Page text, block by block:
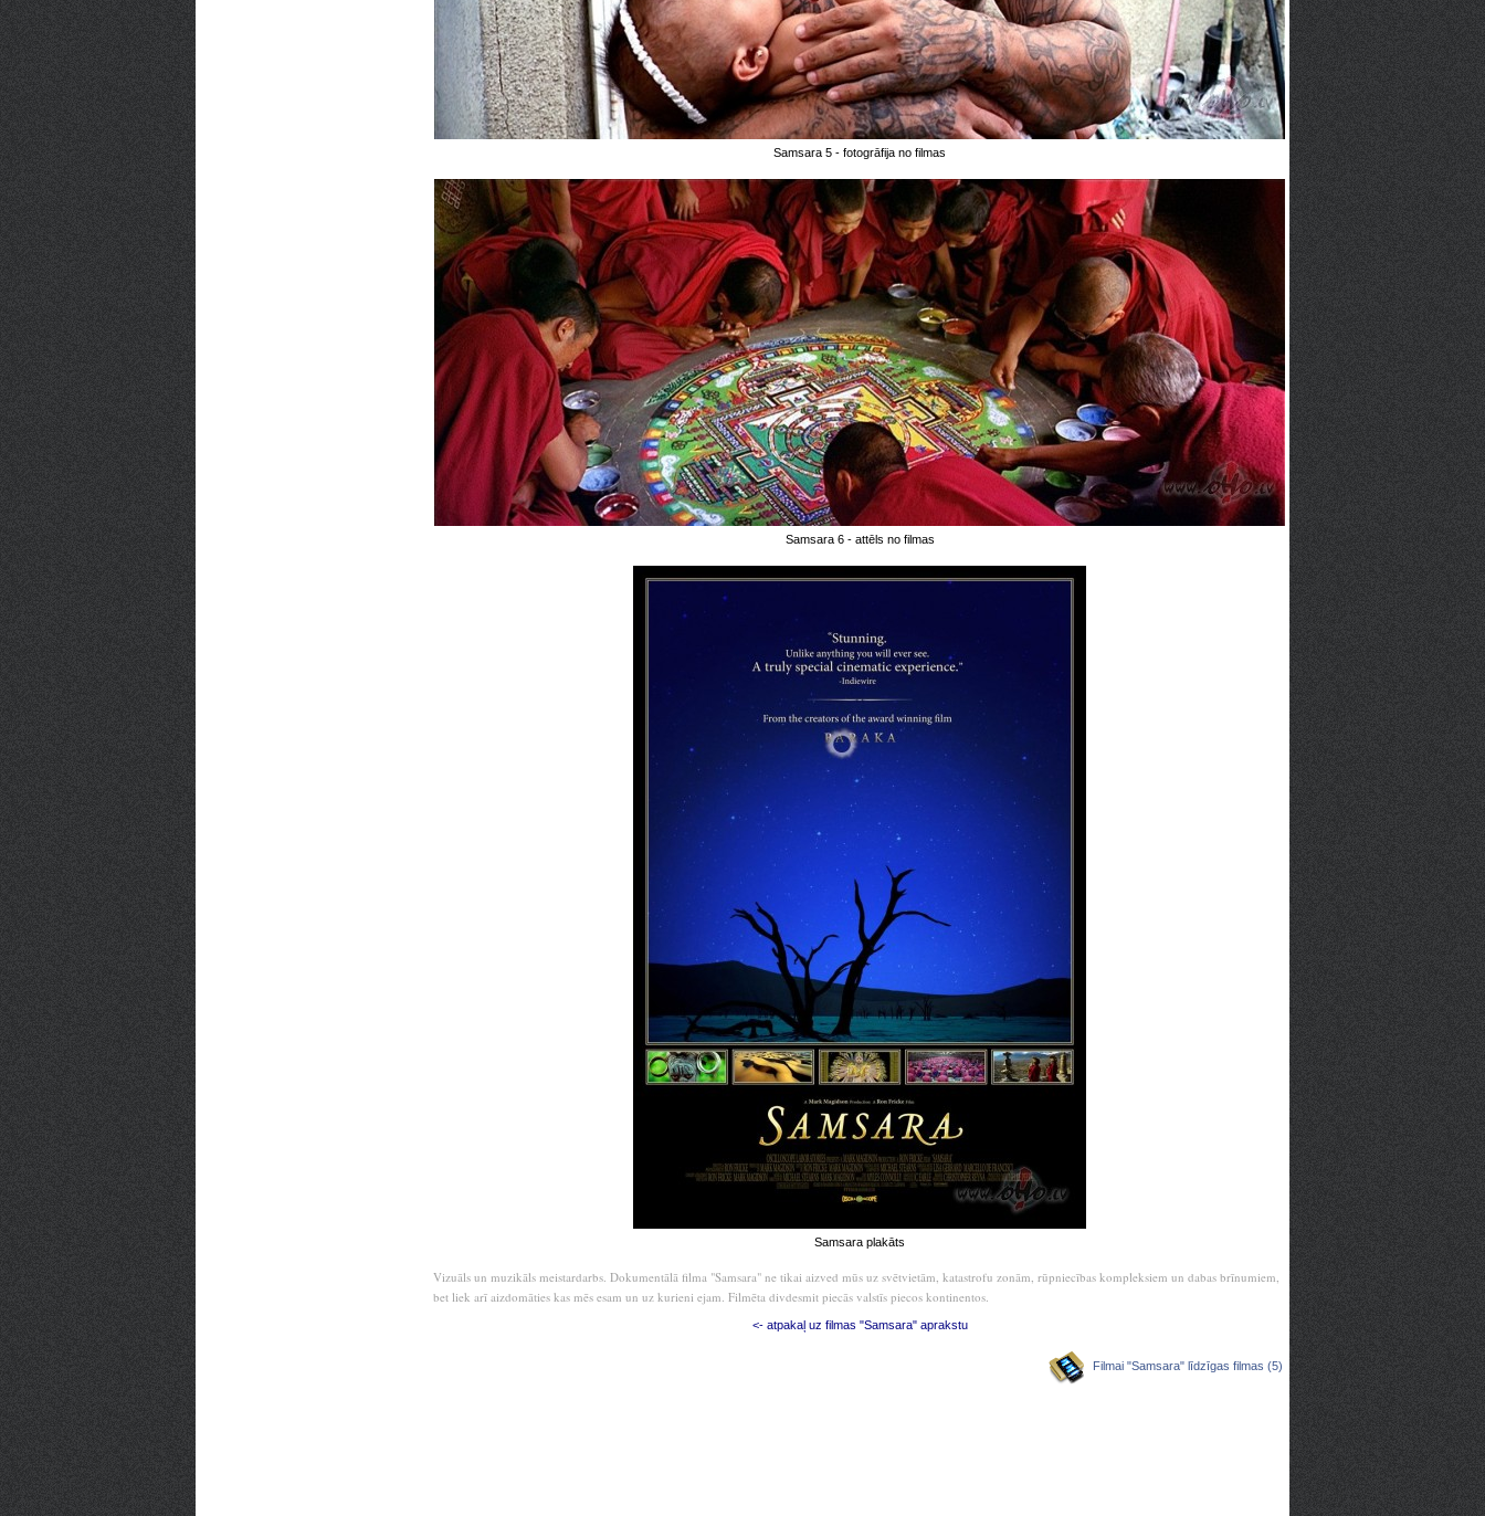
Samsara 5 - fotogrāfija no filmas
Samsara 6 - attēls no filmas
Samsara plakāts
Vizuāls un muzikāls meistardarbs. Dokumentālā filma "Samsara" ne tikai aizved mūs uz svētvietām, katastrofu zonām, rūpniecības kompleksiem un dabas brīnumiem,
bet liek arī aizdomāties kas mēs esam un uz kurieni ejam. Filmēta divdesmit piecās valstīs piecos kontinentos.
<- atpakaļ uz filmas "Samsara" aprakstu
Filmai "Samsara" līdzīgas filmas (5)